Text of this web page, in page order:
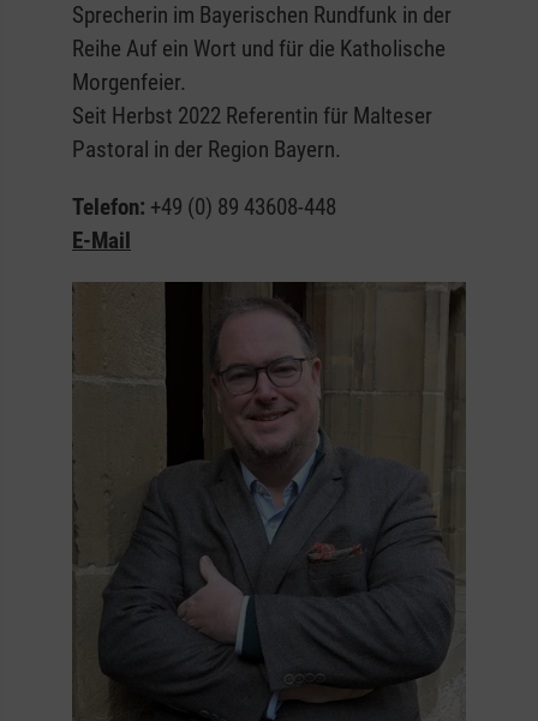
Sprecherin im Bayerischen Rundfunk in der
Reihe Auf ein Wort und für die Katholische
Morgenfeier.
Seit Herbst 2022 Referentin für Malteser
Pastoral in der Region Bayern.
Telefon: +49 (0) 89 43608-448
E-Mail